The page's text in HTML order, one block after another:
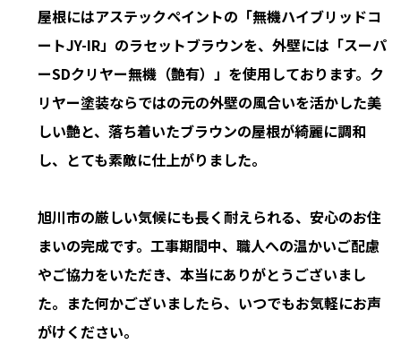
屋根にはアステックペイントの「無機ハイブリッドコ
ートJY-IR」のラセットブラウンを、外壁には「スーパ
ーSDクリヤー無機（艶有）」を使用しております。ク
リヤー塗装ならではの元の外壁の風合いを活かした美
しい艶と、落ち着いたブラウンの屋根が綺麗に調和
し、とても素敵に仕上がりました。
旭川市の厳しい気候にも長く耐えられる、安心のお住
まいの完成です。工事期間中、職人への温かいご配慮
やご協力をいただき、本当にありがとうございまし
た。また何かございましたら、いつでもお気軽にお声
がけください。